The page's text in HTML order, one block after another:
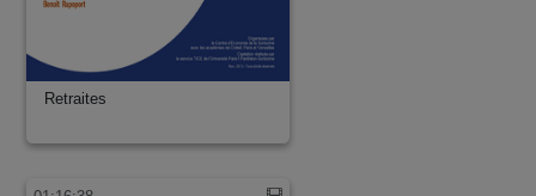
Retraites